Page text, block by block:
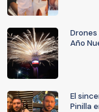
Año
El
Pinilla